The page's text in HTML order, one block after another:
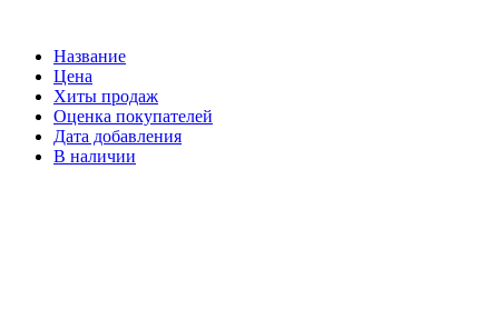
Название
Цена
Хиты продаж
Оценка покупателей
Дата добавления
В наличии